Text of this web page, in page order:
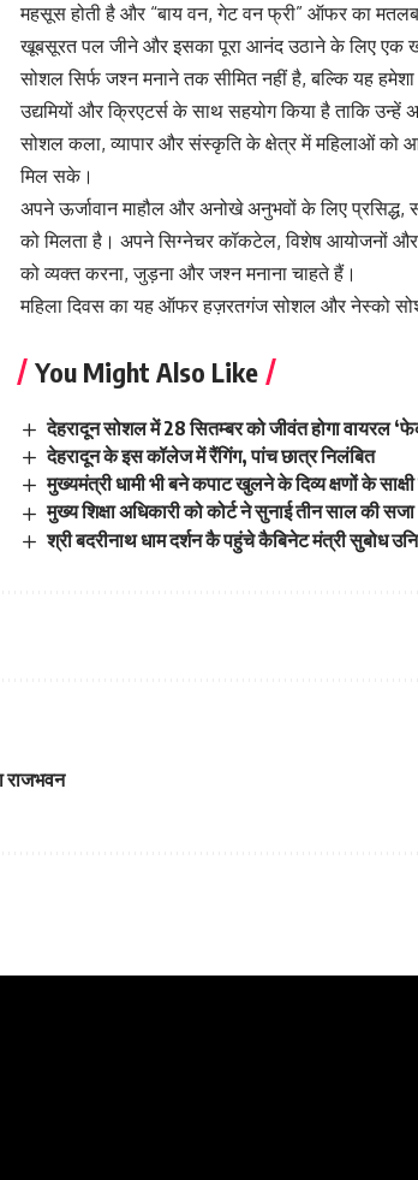
महसूस होती है और “बाय वन, गेट वन फ्री” ऑफर का
खूबसूरत पल जीने और इसका पूरा आनंद उठाने के लिए एक
सोशल सिर्फ जश्न मनाने तक सीमित नहीं है, बल्कि यह
उद्यमियों और क्रिएटर्स के साथ सहयोग किया है ताकि
सोशल कला, व्यापार और संस्कृति के क्षेत्र में महिलाओं
मिल सके।
अपने ऊर्जावान माहौल और अनोखे अनुभवों के लिए
को मिलता है। अपने सिग्नेचर कॉकटेल, विशेष आयोजनों
को व्यक्त करना, जुड़ना और जश्न मनाना चाहते हैं।
महिला दिवस का यह ऑफर हज़रतगंज सोशल और नेस्को
You Might Also Like
देहरादून सोशल में 28 सितम्बर को जीवंत होगा वायरल
देहरादून के इस कॉलेज में रैंगिंग, पांच छात्र निलंबित
मुख्यमंत्री धामी भी बने कपाट खुलने के दिव्य क्षणों के
मुख्य शिक्षा अधिकारी को कोर्ट ने सुनाई तीन साल की सजा
श्री बदरीनाथ धाम दर्शन कै पहुंचे कैबिनेट मंत्री सुबोध
राजभवन